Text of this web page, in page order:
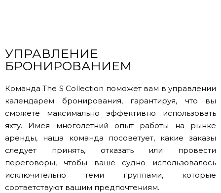
УПРАВЛЕНИЕ
БРОНИРОВАНИЕМ
Команда The S Collection поможет вам в управлении
календарем бронирования, гарантируя, что вы
сможете максимально эффективно использовать
яхту. Имея многолетний опыт работы на рынке
аренды, наша команда посоветует, какие заказы
следует принять, отказать или провести
переговоры, чтобы ваше судно использовалось
исключительно теми группами, которые
соответствуют вашим предпочтениям.